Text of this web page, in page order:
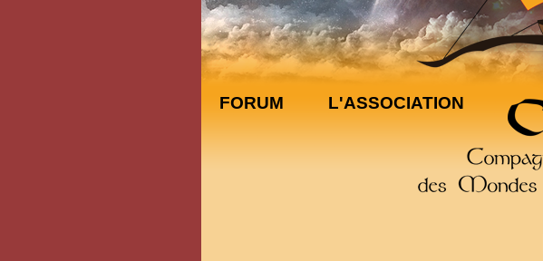
FORUM L'ASSOCIATION